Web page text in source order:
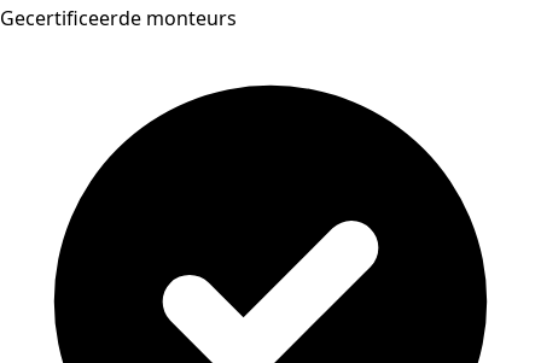
Gecertificeerde monteurs